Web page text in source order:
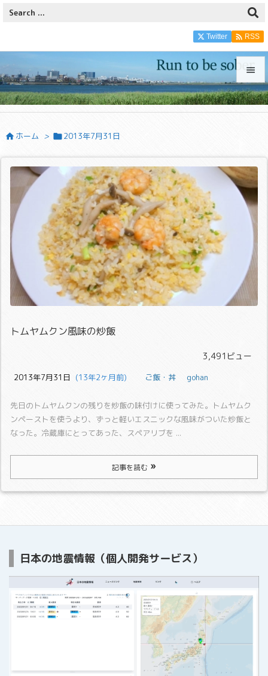



前へ

次へ

Twitter  RSS
 ホーム > 2013年7月31日
トムヤムクン風味の炒飯
3,491ビュー
2013年7月31日
  (13年2ヶ月前)
ご飯・丼 gohan
先日のトムヤムクンの残りを炒飯の味付けに使ってみた。
トムヤムク
ンペーストを使うより、ずっと軽いエスニックな風味がついた炒飯と
なった。 冷蔵庫にとってあった、スペアリブを ...
記事を読む
日本の地震情報（個人開発サービス）